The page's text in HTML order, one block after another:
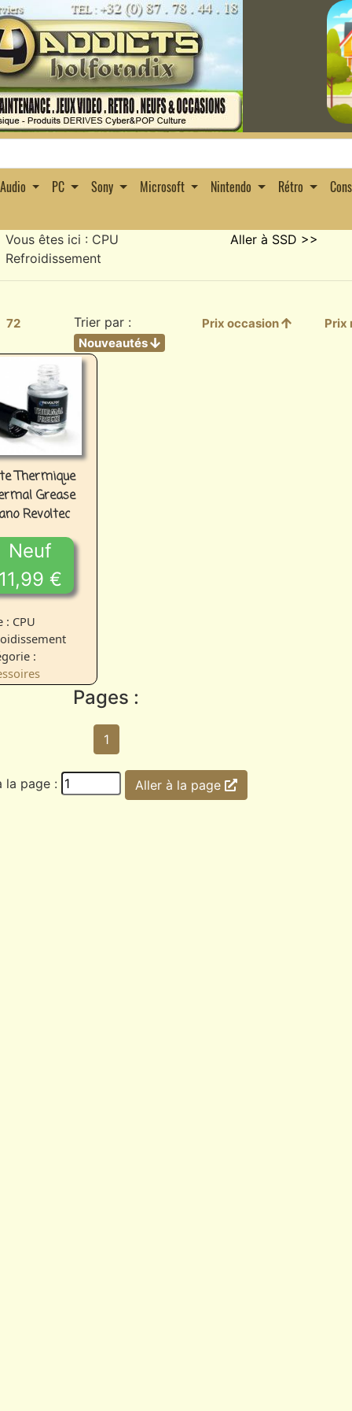
Audio PC Sony Microsoft Nintendo Rétro
Vous êtes ici : CPU
Refroidissement
Aller à SSD >>
72 Trier par : Prix occasion
Prix
Nouveautés
Thermique
Grease
Revoltec
Neuf
11,99 €
: CPU
:
Pages :
1
la page : Aller à la page